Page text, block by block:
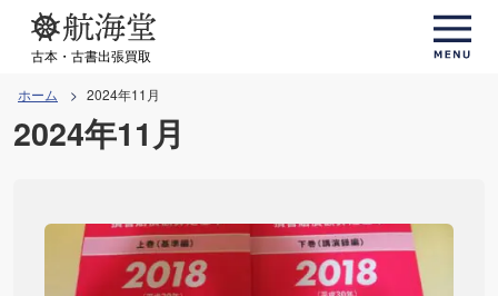
ツ
古本・古書出張買取
ホーム 2024年11月
2024年11月